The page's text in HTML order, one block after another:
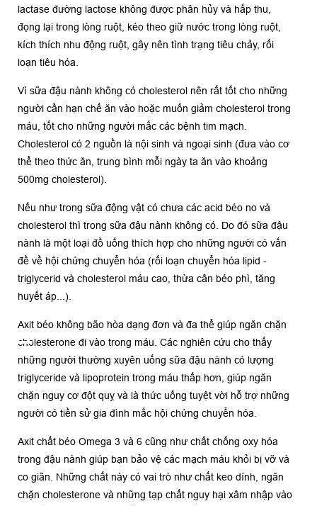
lactase đường lactose không được phân hủy và hấp thu,
đọng lại trong lòng ruột, kéo theo giữ nước trong lòng ruột,
kích thích nhu động ruột, gây nên tình trạng tiêu chảy, rối
loạn tiêu hóa.
Vì sữa đậu nành không có cholesterol nên rất tốt cho những
người cần hạn chế ăn vào hoặc muốn giảm cholesterol trong
máu, tốt cho những người mắc các bệnh tim mạch.
Cholesterol có 2 nguồn là nội sinh và ngoại sinh (đưa vào cơ
thể theo thức ăn, trung bình mỗi ngày ta ăn vào khoảng
500mg cholesterol).
Nếu như trong sữa động vật có chưa các acid béo no và
cholesterol thì trong sữa đậu nành không có. Do đó sữa đậu
nành là một loại đồ uống thích hợp cho những người có vấn
đề về hội chứng chuyển hóa (rối loạn chuyển hóa lipid -
triglycerid và cholesterol máu cao, thừa cân béo phì, tăng
huyết áp...).
Axit béo không bão hòa dạng đơn và đa thể giúp ngăn chặn
cholesterone đi vào trong máu. Các nghiên cứu cho thấy
những người thường xuyên uống sữa đậu nành có lượng
triglyceride và lipoprotein trong máu thấp hơn, giúp ngăn
chặn nguy cơ đột quỵ và là thức uống tuyệt vời hỗ trợ những
người có tiền sử gia đình mắc hội chứng chuyển hóa.
Axit chất béo Omega 3 và 6 cũng như chất chống oxy hóa
trong đậu nành giúp bạn bảo vệ các mạch máu khỏi bị vỡ và
co giãn. Những chất này có vai trò như chất keo dính, ngăn
chặn cholesterone và những tạp chất nguy hại xâm nhập vào